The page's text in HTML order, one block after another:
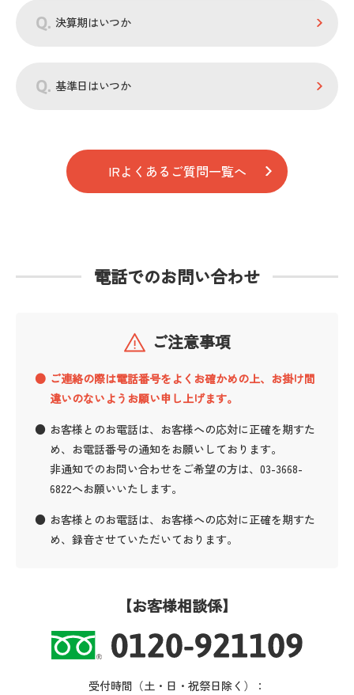
決算期はいつか
基準日はいつか
IRよくあるご質問一覧へ
電話でのお問い合わせ
ご注意事項
ご連絡の際は電話番号をよくお確かめの上、お掛け間
違いのないようお願い申し上げます。
お客様とのお電話は、お客様への応対に正確を期すた
め、お電話番号の通知をお願いしております。
非通知でのお問い合わせをご希望の方は、03-3668-
6822へお願いいたします。
お客様とのお電話は、お客様への応対に正確を期すた
め、録音させていただいております。
【お客様相談係】
受付時間（土・日・祝祭日除く）：